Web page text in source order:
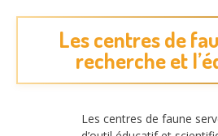
Les centres de
recherche et
Les centres de faune